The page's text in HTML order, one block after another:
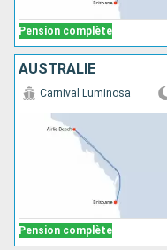
Pension complète
AUSTRALIE
Pension complète
Carnival Luminosa